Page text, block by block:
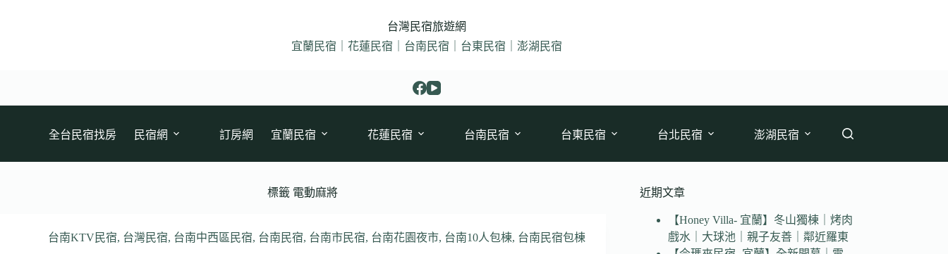
台灣民宿旅遊網
宜蘭民宿｜花蓮民宿｜台南民宿｜台東民宿｜澎湖民宿
全台民宿找房 民宿網 訂房網 宜蘭民宿 花蓮民宿 台南民宿 台東民宿 台北民宿 澎湖民宿
標籤 電動麻將
台南KTV民宿, 台灣民宿, 台南中西區民宿, 台南民宿, 台南市民宿, 台南花園夜市, 台南10人包棟, 台南民宿包棟
近期文章
【Honey Villa- 宜蘭】冬山獨棟｜烤肉
戲水｜大球池｜親子友善｜鄰近羅東